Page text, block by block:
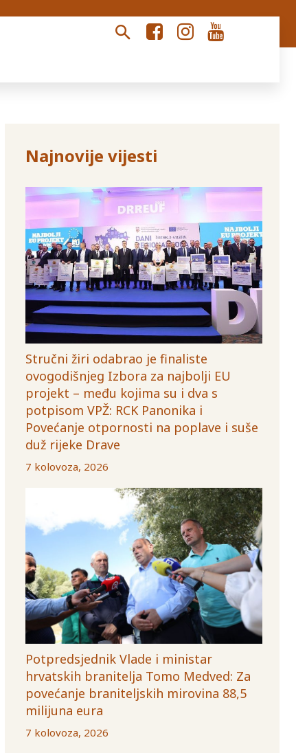
Najnovije vijesti
Stručni žiri odabrao je finaliste
ovogodišnjeg Izbora za najbolji EU
projekt – među kojima su i dva s
potpisom VPŽ: RCK Panonika i
Povećanje otpornosti na poplave i suše
duž rijeke Drave
7 kolovoza, 2026
Potpredsjednik Vlade i ministar
hrvatskih branitelja Tomo Medved: Za
povećanje braniteljskih mirovina 88,5
milijuna eura
7 kolovoza, 2026